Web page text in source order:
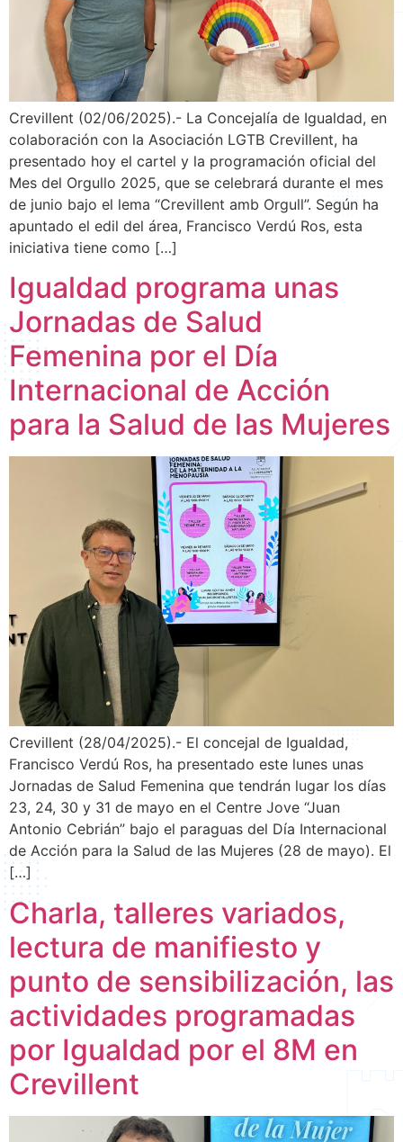
Crevillent (02/06/2025).- La Concejalía de Igualdad, en
colaboración con la Asociación LGTB Crevillent, ha
presentado hoy el cartel y la programación oficial del
Mes del Orgullo 2025, que se celebrará durante el mes
de junio bajo el lema “Crevillent amb Orgull”. Según ha
apuntado el edil del área, Francisco Verdú Ros, esta
iniciativa tiene como […]
Igualdad programa unas
Jornadas de Salud
Femenina por el Día
Internacional de Acción
para la Salud de las Mujeres
Crevillent (28/04/2025).- El concejal de Igualdad,
Francisco Verdú Ros, ha presentado este lunes unas
Jornadas de Salud Femenina que tendrán lugar los días
23, 24, 30 y 31 de mayo en el Centre Jove “Juan
Antonio Cebrián” bajo el paraguas del Día Internacional
de Acción para la Salud de las Mujeres (28 de mayo). El
[…]
Charla, talleres variados,
lectura de manifiesto y
punto de sensibilización, las
actividades programadas
por Igualdad por el 8M en
Crevillent